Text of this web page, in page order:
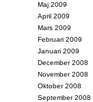
Maj 2009
April 2009
Mars 2009
Februari 2009
Januari 2009
December 2008
November 2008
Oktober 2008
September 2008